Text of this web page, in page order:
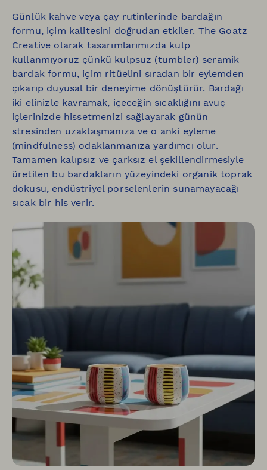
Günlük kahve veya çay rutinlerinde bardağın
formu, içim kalitesini doğrudan etkiler. The Goatz
Creative olarak tasarımlarımızda kulp
kullanmıyoruz çünkü kulpsuz (tumbler) seramik
bardak formu, içim ritüelini sıradan bir eylemden
çıkarıp duyusal bir deneyime dönüştürür. Bardağı
iki elinizle kavramak, içeceğin sıcaklığını avuç
içlerinizde hissetmenizi sağlayarak günün
stresinden uzaklaşmanıza ve o anki eyleme
(mindfulness) odaklanmanıza yardımcı olur.
Tamamen kalıpsız ve çarksız el şekillendirmesiyle
üretilen bu bardakların yüzeyindeki organik toprak
dokusu, endüstriyel porselenlerin sunamayacağı
sıcak bir his verir.